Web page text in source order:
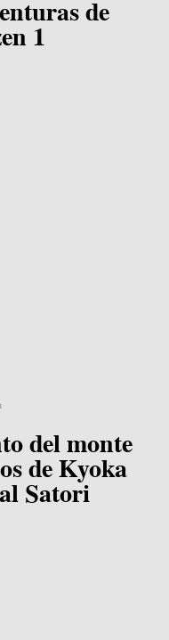
de
1
del monte
de Kyoka
Satori